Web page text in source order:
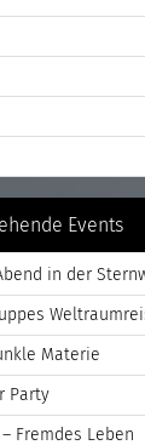
Events
in der
Materie
Party
Fremdes Leben